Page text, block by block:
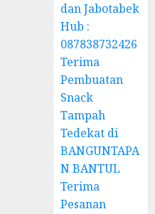
dan Jabotabek
Hub :
087838732426
Terima
Pembuatan
Snack
Tampah
Tedekat di
BANGUNTAPA
N BANTUL
Terima
Pesanan